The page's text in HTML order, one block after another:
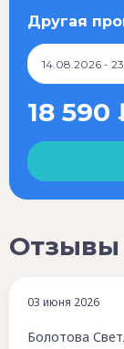
Другая
18 590
Отзывы
03 июня 2026
Болотова